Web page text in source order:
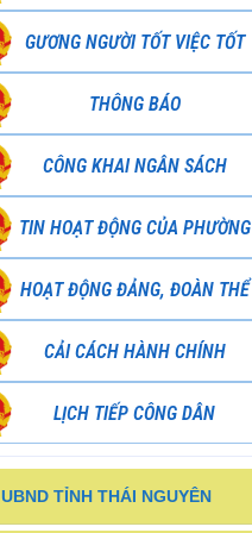
GƯƠNG NGƯỜI TỐT VIỆC TỐT
THÔNG BÁO
CÔNG KHAI NGÂN SÁCH
TIN HOẠT ĐỘNG CỦA PHƯỜNG
HOẠT ĐỘNG ĐẢNG, ĐOÀN THỂ
CẢI CÁCH HÀNH CHÍNH
LỊCH TIẾP CÔNG DÂN
UBND TỈNH THÁI NGUYÊN